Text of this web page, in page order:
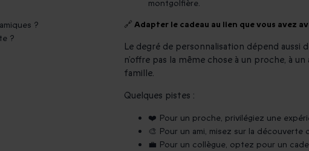
?
?
montgolfière.
🔗 Adapter le cadeau au lien que vous avez
Le degré de personnalisation dépend aussi
n’offre pas la même chose à un proche, à
famille.
Quelques pistes :
❤️ Pour un proche, privilégiez une
🎨 Pour un ami, misez sur la découverte
💼 Pour un collègue, optez pour un